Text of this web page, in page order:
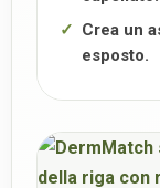
Crea un
esposto.